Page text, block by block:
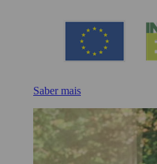
Saber mais